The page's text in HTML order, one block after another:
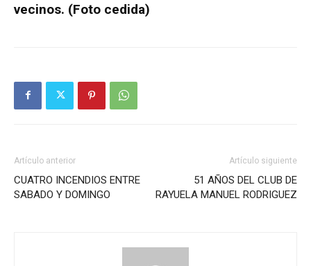
vecinos. (Foto cedida)
Artículo anterior
CUATRO INCENDIOS ENTRE
SABADO Y DOMINGO
Artículo siguiente
51 AÑOS DEL CLUB DE
RAYUELA MANUEL RODRIGUEZ